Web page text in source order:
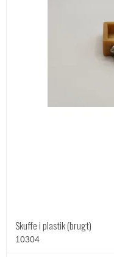
Skuffe i plastik (brugt)
10304